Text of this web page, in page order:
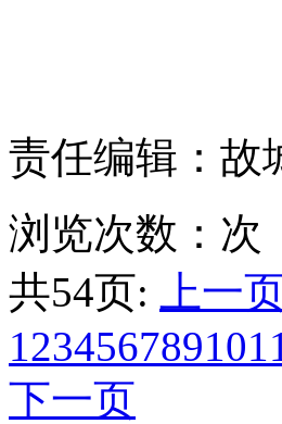
责任编辑：故
浏览次数： 次
共54页:
上一
12345678910
下一页